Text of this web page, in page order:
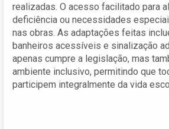
realizadas. O acesso facilitado para
deficiência ou necessidades
nas obras. As adaptações feitas
banheiros acessíveis e sinalização
apenas cumpre a legislação, mas
ambiente inclusivo, permitindo que
participem integralmente da vida